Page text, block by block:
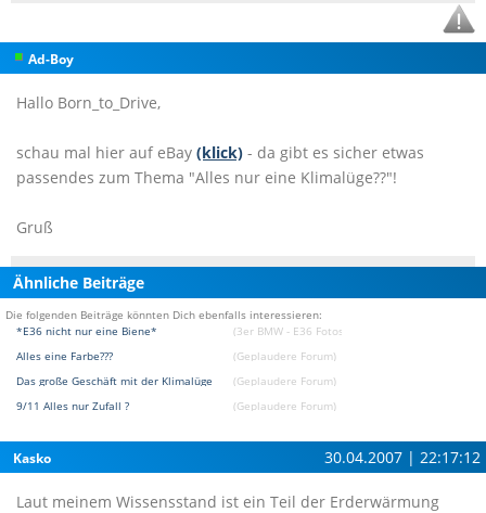
Ad-Boy
Hallo Born_to_Drive,
schau mal hier auf eBay (klick) - da gibt es sicher etwas
passendes zum Thema "Alles nur eine Klimalüge??"!
Gruß
Ähnliche Beiträge
Die folgenden Beiträge könnten Dich ebenfalls interessieren:
*E36 nicht nur eine Biene*
(3er BMW - E36 Fotostories)
Alles eine Farbe???
(Geplaudere Forum)
Das große Geschäft mit der Klimalüge
(Geplaudere Forum)
9/11 Alles nur Zufall ?
(Geplaudere Forum)
Kasko 30.04.2007 | 22:17:12
Laut meinem Wissensstand ist ein Teil der Erderwärmung